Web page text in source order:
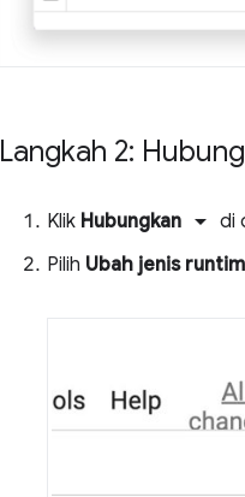
Langkah 2:
Klik Hubungkan arrow_drop_down di
Pilih Ubah jenis